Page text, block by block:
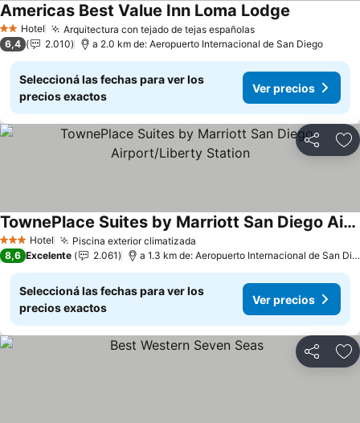
2 Estrellas
Hotel Arquitectura con tejado de tejas españolasVer precios
Americas Best Value Inn Loma Lodge
6,4 2.010 a 2.0 km de: Aeropuerto Internacional de San Diego
Seleccioná las fechas para ver los
precios exactos
Ver precios
Compartir
3 Estrellas
Hotel Piscina exterior climatizada
TownePlace Suites by Marriott San Diego Airport/Liberty Station
Ver precios
8,6 Excelente 2.061 a 1.3 km de: Aeropuerto Internacional de San
Seleccioná las fechas para ver los
precios exactos
Ver precios
Compartir